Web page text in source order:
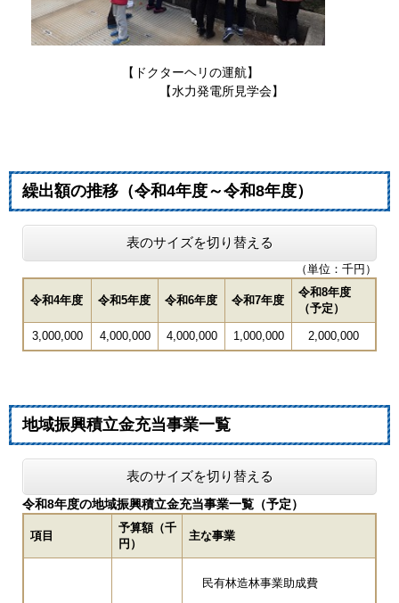
【ドクターヘリの運航】
【水力発電所見学会】
繰出額の推移（令和4年度～令和8年度）
表のサイズを切り替える
（単位：千円）
令和4年度 令和5年度 令和6年度 令和7年度
令和8年度
（予定）
3,000,000 4,000,000 4,000,000 1,000,000 2,000,000
地域振興積立金充当事業一覧
表のサイズを切り替える
令和8年度の地域振興積立金充当事業一覧（予定）
項目
予算額（千
円）
主な事業
民有林造林事業助成費